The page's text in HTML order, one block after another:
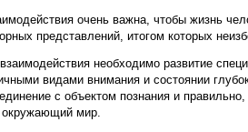
очень важна, чтобы жизнь
представлений, итогом которых
необходимо развитие
видами внимания и состоянии
с объектом познания и
окружающий мир.